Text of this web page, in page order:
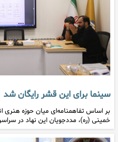
سینما برای این قشر رایگان شد
بر اساس تفاهمنامه‌ای میان حوزه هنری
خمینی (ره)، مددجویان این نهاد در